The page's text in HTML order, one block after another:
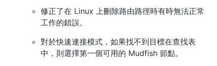
修正了在 Linux 上刪除路由路徑時有時無法正常
工作的錯誤。
對於快速連接模式，如果找不到目標在查找表
中，則選擇第一個可用的 Mudfish 節點。